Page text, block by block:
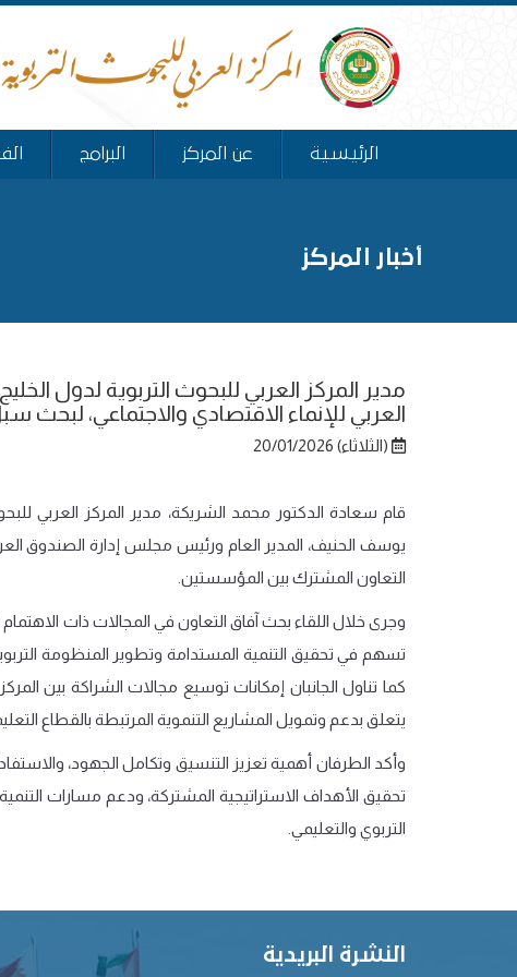
الرئيسية عن المركز البرامج
أخبار المركز
مدير المركز العربي للبحوث التربوية لدول
العربي للإنماء الاقتصادي والاجتماعي، لبحث
(الثلاثاء) 20/01/2026
قام سعادة الدكتور محمد الشريكة، مدير المركز العربي
يوسف الحنيف، المدير العام ورئيس مجلس إدارة الصندوق
التعاون المشترك بين المؤسستين.
وجرى خلال اللقاء بحث آفاق التعاون في المجالات ذات الاهتمام
تسهم في تحقيق التنمية المستدامة وتطوير المنظومة
كما تناول الجانبان إمكانات توسيع مجالات الشراكة بين
يتعلق بدعم وتمويل المشاريع التنموية المرتبطة بالقطاع
وأكد الطرفان أهمية تعزيز التنسيق وتكامل الجهود،
تحقيق الأهداف الاستراتيجية المشتركة، ودعم مسارات
التربوي والتعليمي.
النشرة البريدية